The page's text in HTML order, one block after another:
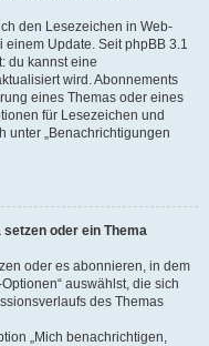
den Lesezeichen in Web-
einem Update. Seit phpBB 3.1
du kannst eine
wird. Abonnements
eines Themas oder eines
für Lesezeichen und
unter „Benachrichtigungen
oder ein Thema
oder es abonnieren, in dem
auswählst, die sich
des Themas
„Mich benachrichtigen,